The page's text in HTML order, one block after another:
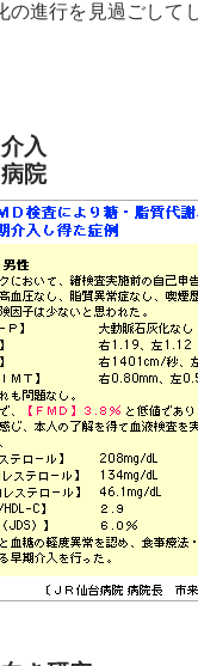
の進行を見過ごして
入